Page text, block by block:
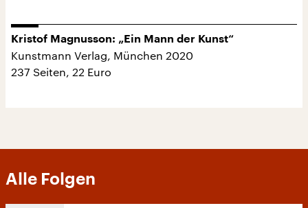
Kristof Magnusson: „Ein Mann der Kunst“
Kunstmann Verlag, München 2020
237 Seiten, 22 Euro
Alle Folgen